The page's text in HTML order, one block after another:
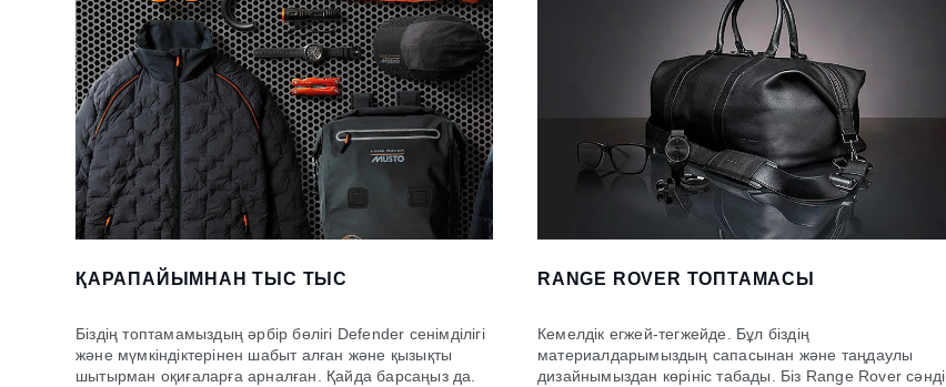
ҚАРАПАЙЫМНАН ТЫС ТЫС
Біздің топтамамыздың әрбір бөлігі Defender сенімділігі
және мүмкіндіктерінен шабыт алған және қызықты
шытырман оқиғаларға арналған. Қайда барсаңыз да.
RANGE ROVER ТОПТАМАСЫ
Кемелдік егжей-тегжейде. Бұл біздің
материалдарымыздың сапасынан және таңдаулы
дизайнымыздан көрініс табады. Біз Range Rover сәнді